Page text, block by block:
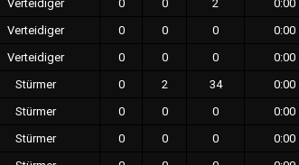
Verteidiger 0 0 2 0:00
Verteidiger 0 0 0 0:00
Verteidiger 0 0 0 0:00
Stürmer 0 2 34 0:00
Stürmer 0 0 0 0:00
Stürmer 0 0 0 0:00